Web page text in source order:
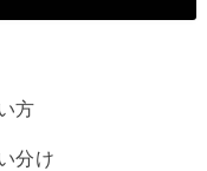
方
分け